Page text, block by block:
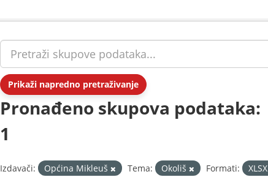
Prikaži napredno pretraživanje
Pronađeno skupova podataka:
1
Izdavači: Općina Mikleuš Tema: Okoliš Formati: XLSX